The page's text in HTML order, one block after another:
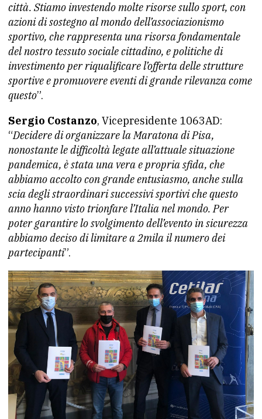
città. Stiamo investendo molte risorse sullo sport, con
azioni di sostegno al mondo dell’associazionismo
sportivo, che rappresenta una risorsa fondamentale
del nostro tessuto sociale cittadino, e politiche di
investimento per riqualificare l’offerta delle strutture
sportive e promuovere eventi di grande rilevanza come
questo”.
Sergio Costanzo, Vicepresidente 1063AD:
“Decidere di organizzare la Maratona di Pisa,
nonostante le difficoltà legate all’attuale situazione
pandemica, è stata una vera e propria sfida, che
abbiamo accolto con grande entusiasmo, anche sulla
scia degli straordinari successivi sportivi che questo
anno hanno visto trionfare l’Italia nel mondo.Per
poter garantire lo svolgimento dell’evento in sicurezza
abbiamo deciso di limitare a 2mila il numero dei
partecipanti”.